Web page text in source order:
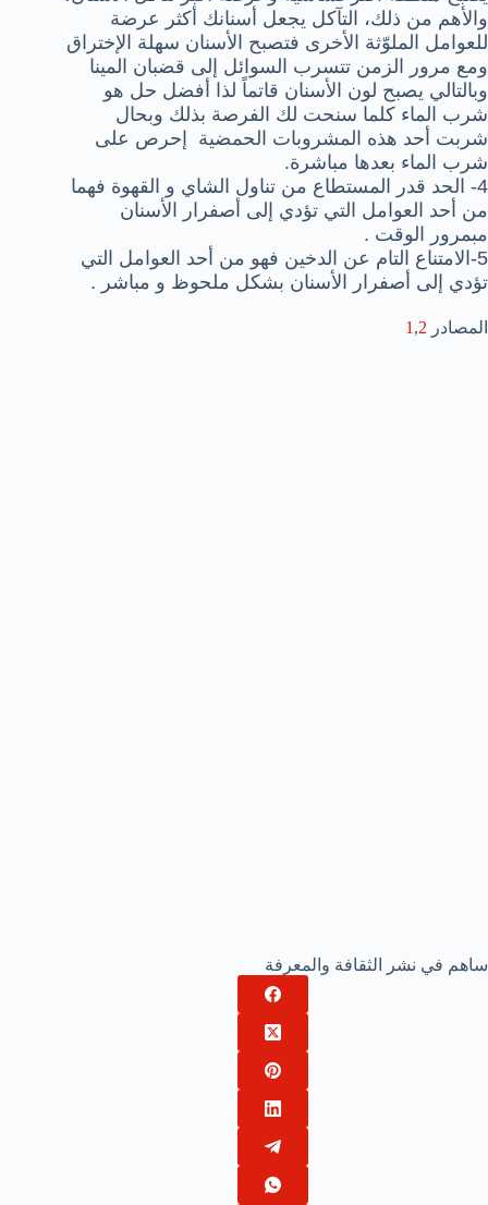
والأهم من ذلك، التآكل يجعل أسنانك أكثر عرضة
للعوامل الملوّثة الأخرى فتصبح الأسنان سهلة الإختراق
ومع مرور الزمن تتسرب السوائل إلى قضبان المينا
وبالتالي يصبح لون الأسنان قاتماً لذا أفضل حل هو
شرب الماء كلما سنحت لك الفرصة بذلك وبحال
شربت أحد هذه المشروبات الحمضية إحرص على
شرب الماء بعدها مباشرة.
4- الحد قدر المستطاع من تناول الشاي و القهوة فهما
من أحد العوامل التي تؤدي إلى أصفرار الأسنان
مبمرور الوقت .
5-الامتناع التام عن الدخين فهو من أحد العوامل التي
تؤدي إلى أصفرار الأسنان بشكل ملحوظ و مباشر .
المصادر 1 ,2
ساهم في نشر الثقافة والمعرفة